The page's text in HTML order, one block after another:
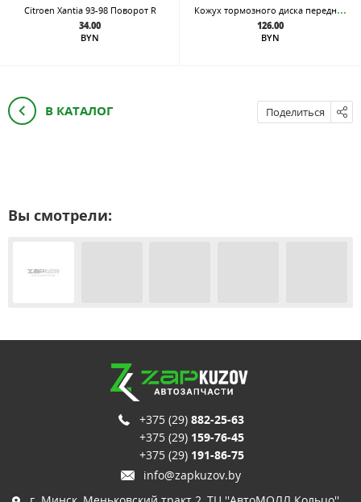
Citroen Xantia 93-98 Поворот R
34.00
BYN
Кож
ух тормозного диска передн лев HYUNDAI - Getz 02-
126.00
BYN
В КАТАЛОГ Поделиться
Вы смотрели:
+375 (29) 882-25-63
+375 (29) 159-76-45
+375 (29) 191-86-75
info@zapkuzov.by